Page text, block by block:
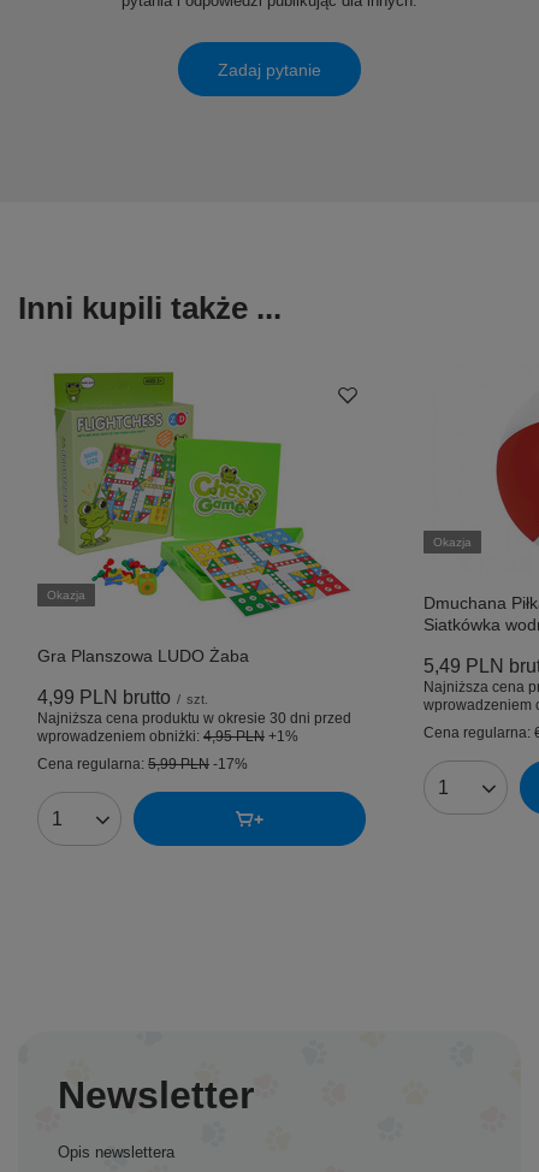
Zadaj pytanie
Inni kupili także ...
Okazja
Gra Planszowa LUDO Żaba
4,99 PLN brutto / szt.
Najniższa cena produktu w okresie 30 dni przed
wprowadzeniem obniżki: 4,95 PLN +1%
Cena regularna: 5,99 PLN -17%
Ilość produktów
Okazja
Dmuchana
Siatkówka
5,49 PLN
Najniższa cena
wprowadzeniem
Cena regularna:
Ilość
Newsletter
Opis newslettera